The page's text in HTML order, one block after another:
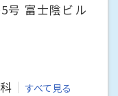
号 富士陰ビル
すべて見る